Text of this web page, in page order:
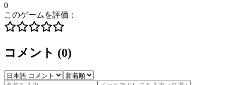
0
このゲームを評価：
コメント (0)